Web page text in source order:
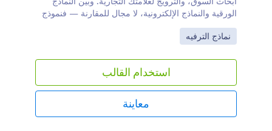
الورقية والنماذج الإلكترونية، لا مجال للمقارنة — فنموذج
الاشتراك في المسابقة الإلكتروني المجاني الخاص بنا
يجعل من السهل جمع وتنظيم المشاركات عبر
فوتوغرافي، أو مسابقة على وسائل التواصل الاجتماعي،
يمكن للمشاركين إدخال معلومات الاتصال الخاصة بهم
وتقديم مشاركاتهم مباشرة من خلال النموذج
الإلكتروني.هل تحتاج أيضًا إلى جمع رسوم الاشتراك؟
يمكنك ربط نموذج الاشتراك في المسابقة بمنصة دفع آمنة
Go to Category:
نماذج الترفيه
استخدام القالب
معاينة